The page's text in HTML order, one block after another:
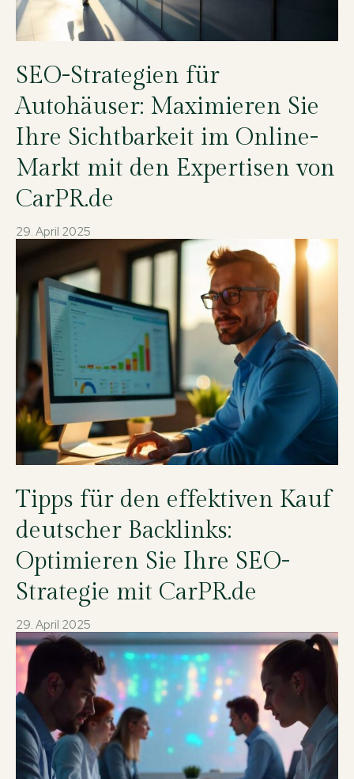
SEO-Strategien für
Autohäuser: Maximieren Sie
Ihre Sichtbarkeit im Online-
Markt mit den Expertisen von
CarPR.de
29. April 2025
Tipps für den effektiven Kauf
deutscher Backlinks:
Optimieren Sie Ihre SEO-
Strategie mit CarPR.de
29. April 2025